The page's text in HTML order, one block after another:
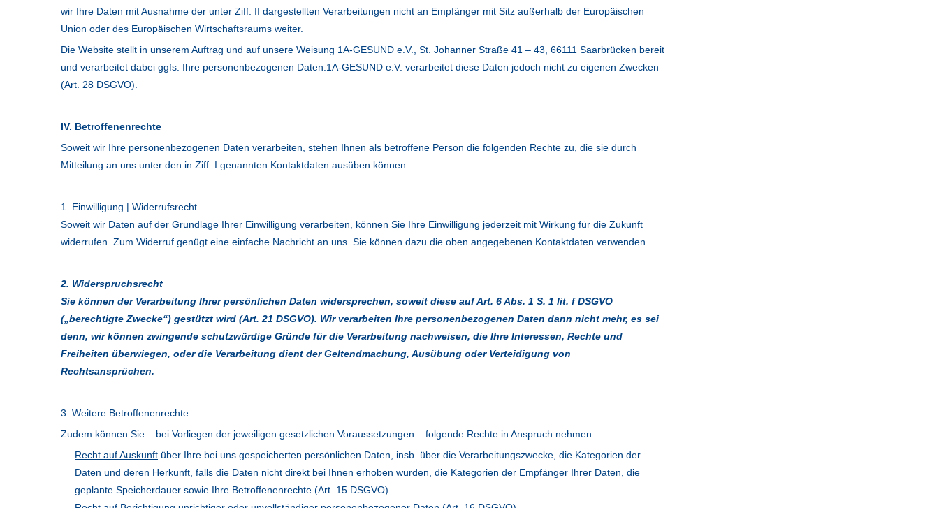
wir Ihre Daten mit Ausnahme der unter Ziff. II dargestellten Verarbeitungen nicht an Empfänger mit Sitz außerhalb der Europäischen
Union oder des Europäischen Wirtschaftsraums weiter.
Die Website stellt in unserem Auftrag und auf unsere Weisung 1A-GESUND e.V., St. Johanner Straße 41 – 43, 66111 Saarbrücken bereit
und verarbeitet dabei ggfs. Ihre personenbezogenen Daten.1A-GESUND e.V. verarbeitet diese Daten jedoch nicht zu eigenen Zwecken
(Art. 28 DSGVO).
IV. Betroffenenrechte
Soweit wir Ihre personenbezogenen Daten verarbeiten, stehen Ihnen als betroffene Person die folgenden Rechte zu, die sie durch
Mitteilung an uns unter den in Ziff. I genannten Kontaktdaten ausüben können:
1. Einwilligung | Widerrufsrecht
Soweit wir Daten auf der Grundlage Ihrer Einwilligung verarbeiten, können Sie Ihre Einwilligung jederzeit mit Wirkung für die Zukunft
widerrufen. Zum Widerruf genügt eine einfache Nachricht an uns. Sie können dazu die oben angegebenen Kontaktdaten verwenden.
2. Widerspruchsrecht
Sie können der Verarbeitung Ihrer persönlichen Daten widersprechen, soweit diese auf Art. 6 Abs. 1 S. 1 lit. f DSGVO
(„berechtigte Zwecke“) gestützt wird (Art. 21 DSGVO). Wir verarbeiten Ihre personenbezogenen Daten dann nicht mehr, es sei
denn, wir können zwingende schutzwürdige Gründe für die Verarbeitung nachweisen, die Ihre Interessen, Rechte und
Freiheiten überwiegen, oder die Verarbeitung dient der Geltendmachung, Ausübung oder Verteidigung von
Rechtsansprüchen.
3. Weitere Betroffenenrechte
Zudem können Sie – bei Vorliegen der jeweiligen gesetzlichen Voraussetzungen – folgende Rechte in Anspruch nehmen:
Recht auf Auskunft über Ihre bei uns gespeicherten persönlichen Daten, insb. über die Verarbeitungszwecke, die Kategorien der
Daten und deren Herkunft, falls die Daten nicht direkt bei Ihnen erhoben wurden, die Kategorien der Empfänger Ihrer Daten, die
geplante Speicherdauer sowie Ihre Betroffenenrechte (Art. 15 DSGVO)